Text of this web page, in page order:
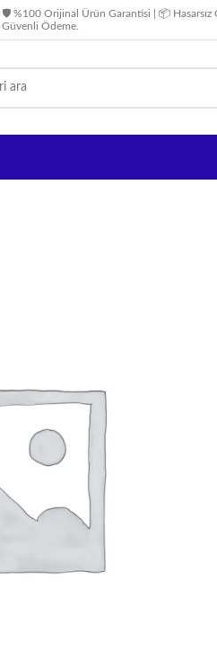
🛡️ %100 Orijinal Ürün Garantisi | 📦 Hasarsız
Güvenli Ödeme.